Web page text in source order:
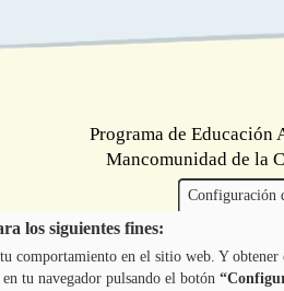
Programa de Educación
Mancomunidad de la
Configuración
los siguientes fines:
comportamiento en el sitio web. Y obtener
en tu navegador pulsando el botón